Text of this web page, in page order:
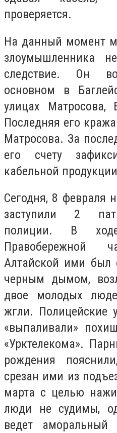
проверяется.
На данный момент
злоумышленника
следствие. Он
основном в
улицах Матросова,
Последняя его
Матросова. За
его счету
кабельной
Сегодня, 8 февраля
заступили 2
полиции. В ходе
Правобережной
Алтайской ими был
черным дымом,
двое молодых
жгли. Полицейские
«выпаливали»
«Урктелекома».
рождения
срезан ими из
марта с целью
люди не судимы,
ведет